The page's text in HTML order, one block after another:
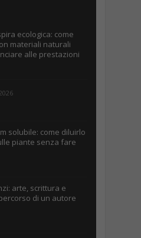
ecologica: come
materiali naturali
alle prestazioni
solubile: come diluirlo
piante senza fare
arte, scrittura e
di un autore